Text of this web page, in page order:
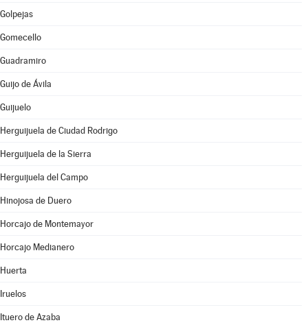
Golpejas
Gomecello
Guadramiro
Guijo de Ávila
Guijuelo
Herguijuela de Ciudad Rodrigo
Herguijuela de la Sierra
Herguijuela del Campo
Hinojosa de Duero
Horcajo de Montemayor
Horcajo Medianero
Huerta
Iruelos
Ituero de Azaba